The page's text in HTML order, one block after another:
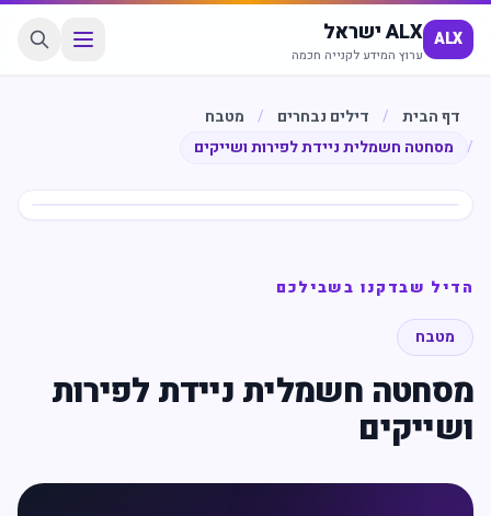
ALX ALX ישראל
ערוץ המידע לקנייה חכמה
דף הבית / דילים נבחרים /
מטבח
/
מסחטה חשמלית ניידת לפירות ושייקים
הדיל שבדקנו בשבילכם
מטבח
מסחטה חשמלית ניידת לפירות
ושייקים